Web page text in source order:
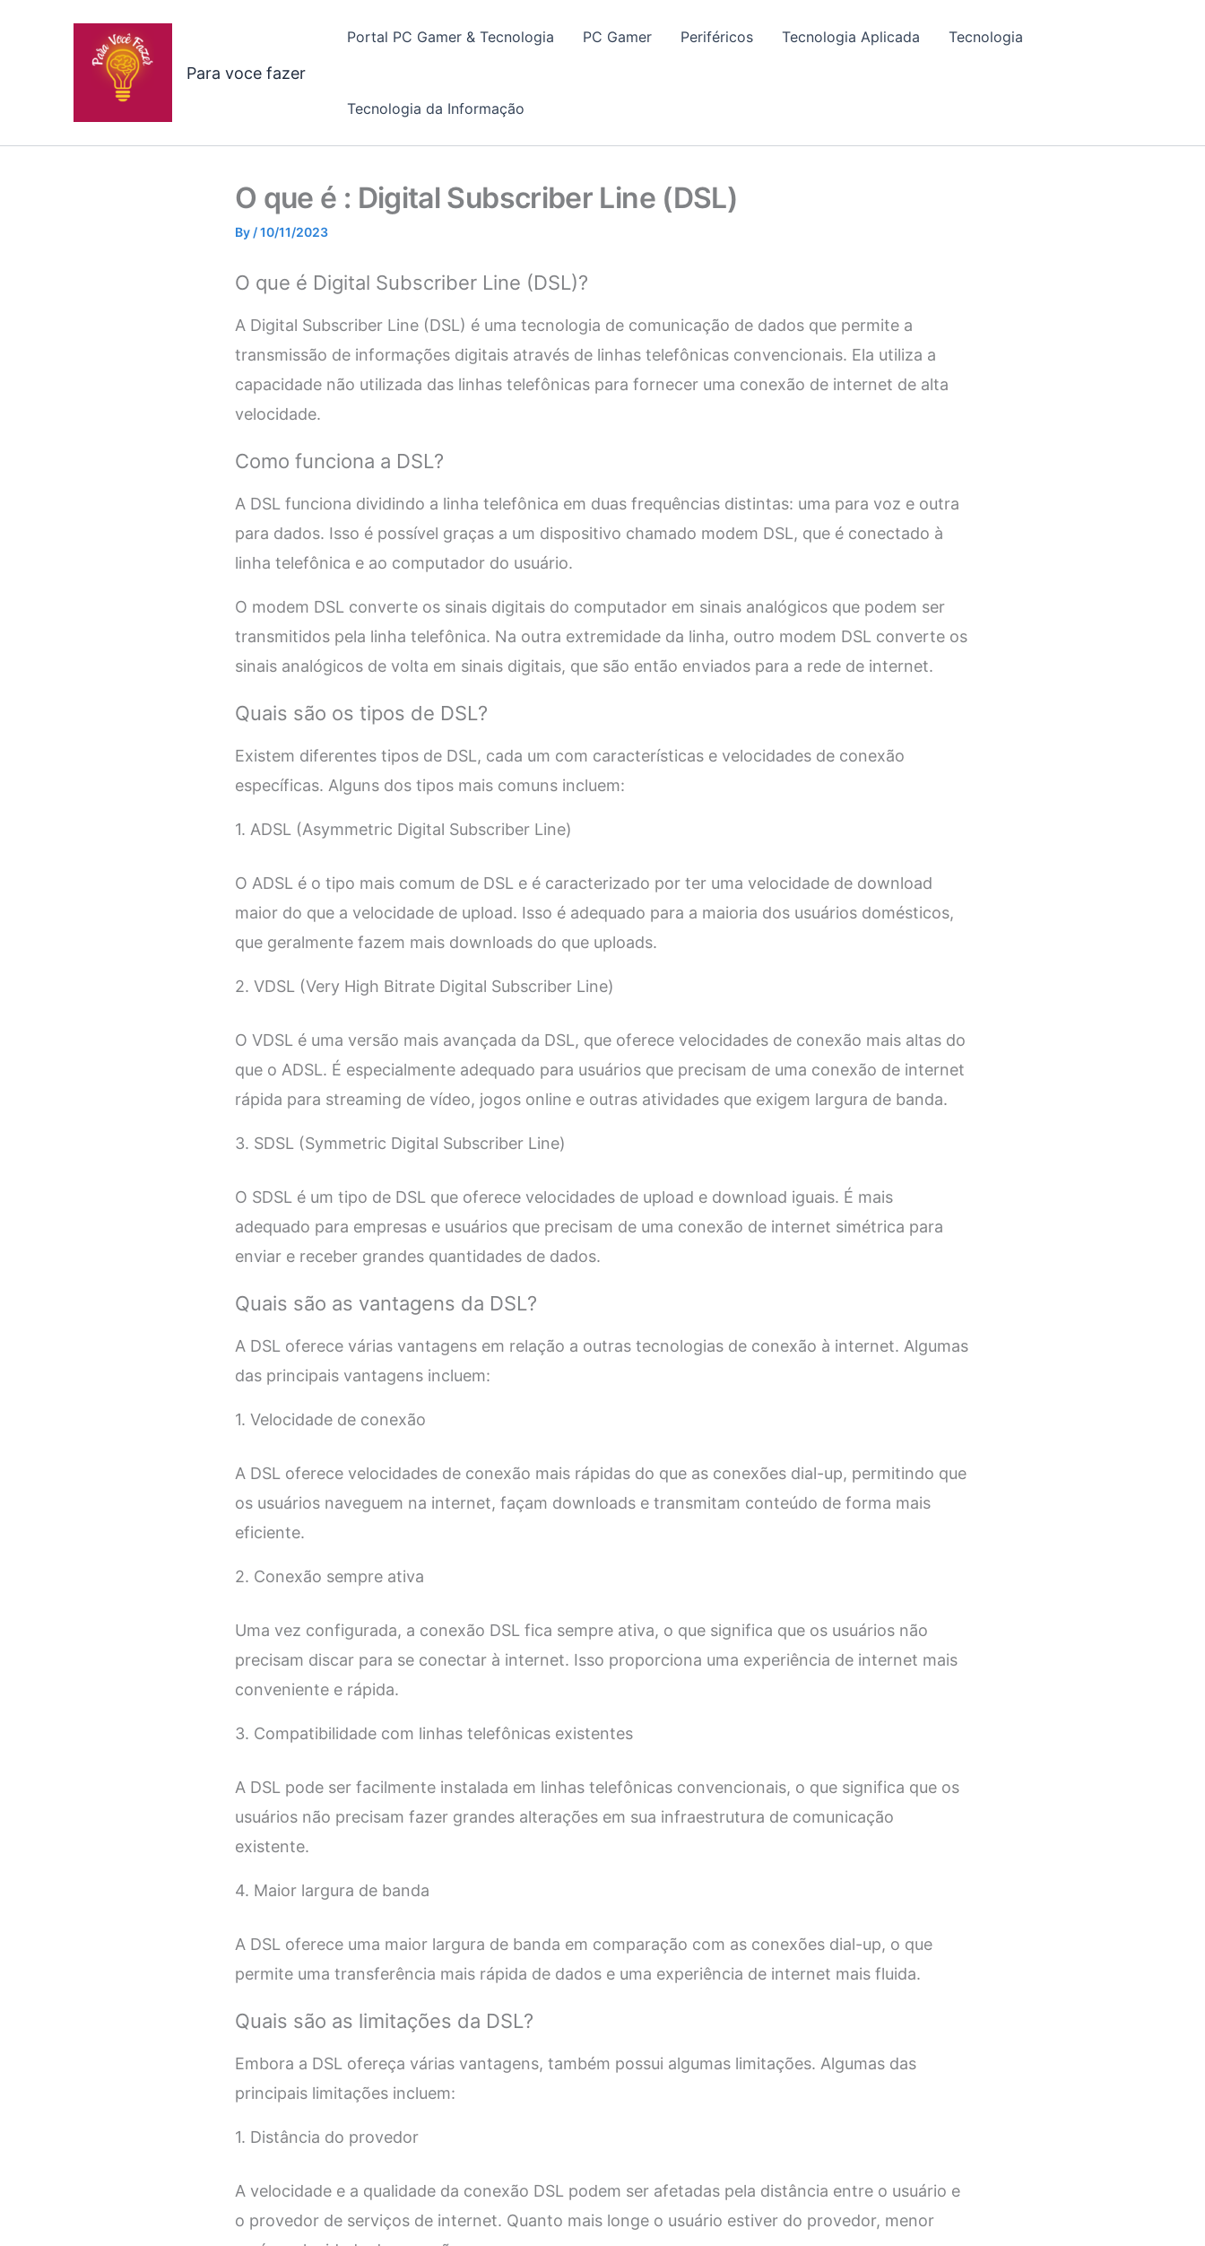
Para voce fazer
Portal PC Gamer & Tecnologia PC Gamer Periféricos Tecnologia Aplicada Tecnologia
Tecnologia da Informação
O que é : Digital Subscriber Line (DSL)
By /10/11/2023
O que é Digital Subscriber Line (DSL)?
A Digital Subscriber Line (DSL) é uma tecnologia de comunicação de dados que permite a
transmissão de informações digitais através de linhas telefônicas convencionais. Ela utiliza a
capacidade não utilizada das linhas telefônicas para fornecer uma conexão de internet de alta
velocidade.
Como funciona a DSL?
A DSL funciona dividindo a linha telefônica em duas frequências distintas: uma para voz e outra
para dados. Isso é possível graças a um dispositivo chamado modem DSL, que é conectado à
linha telefônica e ao computador do usuário.
O modem DSL converte os sinais digitais do computador em sinais analógicos que podem ser
transmitidos pela linha telefônica. Na outra extremidade da linha, outro modem DSL converte os
sinais analógicos de volta em sinais digitais, que são então enviados para a rede de internet.
Quais são os tipos de DSL?
Existem diferentes tipos de DSL, cada um com características e velocidades de conexão
específicas. Alguns dos tipos mais comuns incluem:
1. ADSL (Asymmetric Digital Subscriber Line)
O ADSL é o tipo mais comum de DSL e é caracterizado por ter uma velocidade de download
maior do que a velocidade de upload. Isso é adequado para a maioria dos usuários domésticos,
que geralmente fazem mais downloads do que uploads.
2. VDSL (Very High Bitrate Digital Subscriber Line)
O VDSL é uma versão mais avançada da DSL, que oferece velocidades de conexão mais altas do
que o ADSL. É especialmente adequado para usuários que precisam de uma conexão de internet
rápida para streaming de vídeo, jogos online e outras atividades que exigem largura de banda.
3. SDSL (Symmetric Digital Subscriber Line)
O SDSL é um tipo de DSL que oferece velocidades de upload e download iguais. É mais
adequado para empresas e usuários que precisam de uma conexão de internet simétrica para
enviar e receber grandes quantidades de dados.
Quais são as vantagens da DSL?
A DSL oferece várias vantagens em relação a outras tecnologias de conexão à internet. Algumas
das principais vantagens incluem:
1. Velocidade de conexão
A DSL oferece velocidades de conexão mais rápidas do que as conexões dial-up, permitindo que
os usuários naveguem na internet, façam downloads e transmitam conteúdo de forma mais
eficiente.
2. Conexão sempre ativa
Uma vez configurada, a conexão DSL fica sempre ativa, o que significa que os usuários não
precisam discar para se conectar à internet. Isso proporciona uma experiência de internet mais
conveniente e rápida.
3. Compatibilidade com linhas telefônicas existentes
A DSL pode ser facilmente instalada em linhas telefônicas convencionais, o que significa que os
usuários não precisam fazer grandes alterações em sua infraestrutura de comunicação
existente.
4. Maior largura de banda
A DSL oferece uma maior largura de banda em comparação com as conexões dial-up, o que
permite uma transferência mais rápida de dados e uma experiência de internet mais fluida.
Quais são as limitações da DSL?
Embora a DSL ofereça várias vantagens, também possui algumas limitações. Algumas das
principais limitações incluem:
1. Distância do provedor
A velocidade e a qualidade da conexão DSL podem ser afetadas pela distância entre o usuário e
o provedor de serviços de internet. Quanto mais longe o usuário estiver do provedor, menor